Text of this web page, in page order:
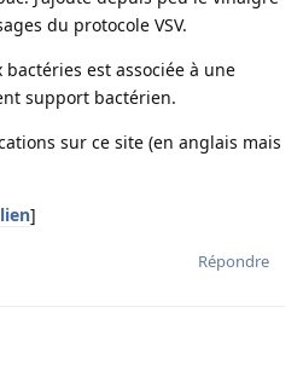
du protocole VSV.
est associée à une
support bactérien.
sur ce site (en anglais mais
]
Répondre